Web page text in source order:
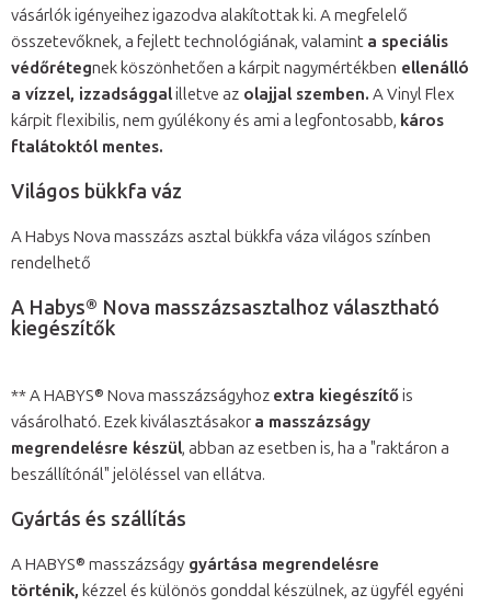
vásárlók igényeihez igazodva alakítottak ki. A megfelelő
összetevőknek, a fejlett technológiának, valamint a speciális
védőrétegnek köszönhetően a kárpit nagymértékben ellenálló
a vízzel, izzadsággalilletve az olajjal szemben. A Vinyl Flex
kárpit flexibilis, nem gyúlékony és ami a legfontosabb, káros
ftalátoktól mentes.
Világos bükkfa váz
A Habys Nova masszázs asztal bükkfa váza világos színben
rendelhető
A Habys® Nova masszázsasztalhoz választható
kiegészítők
** A HABYS® Nova masszázságyhoz extra kiegészítőis
vásárolható. Ezek kiválasztásakor a masszázságy
megrendelésre készül, abban az esetben is, ha a "raktáron a
beszállítónál" jelöléssel van ellátva.
Gyártás és szállítás
A HABYS® masszázságy gyártása megrendelésre
történik, kézzel és különös gonddal készülnek, az ügyfél egyéni